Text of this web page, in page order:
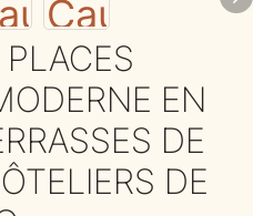
EN
DE
DE